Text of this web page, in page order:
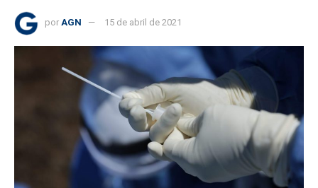
por AGN 15 de abril de 2021